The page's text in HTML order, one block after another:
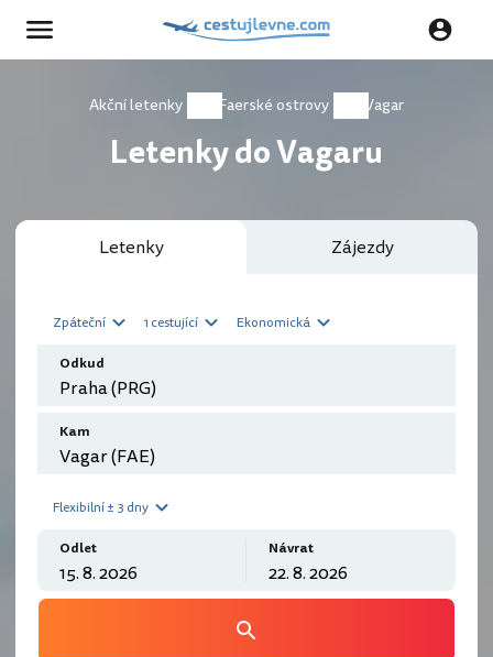
Akční letenky Faerské ostrovy Vagar
Letenky do Vagaru
Letenky Zájezdy
Zpáteční 1 cestující Ekonomická
Odkud
Kam
Flexibilní ± 3 dny
Odlet Návrat